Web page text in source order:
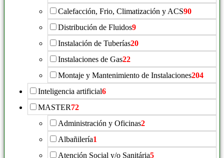
Calefacción, Frio, Climatización y ACS90
Distribución de Fluidos9
Instalación de Tuberías20
Instalaciones de Gas22
Montaje y Mantenimiento de Instalaciones204
Inteligencia artificial6
MASTER72
Administración y Oficinas2
Albañilería1
Atención Social y/o Sanitária5